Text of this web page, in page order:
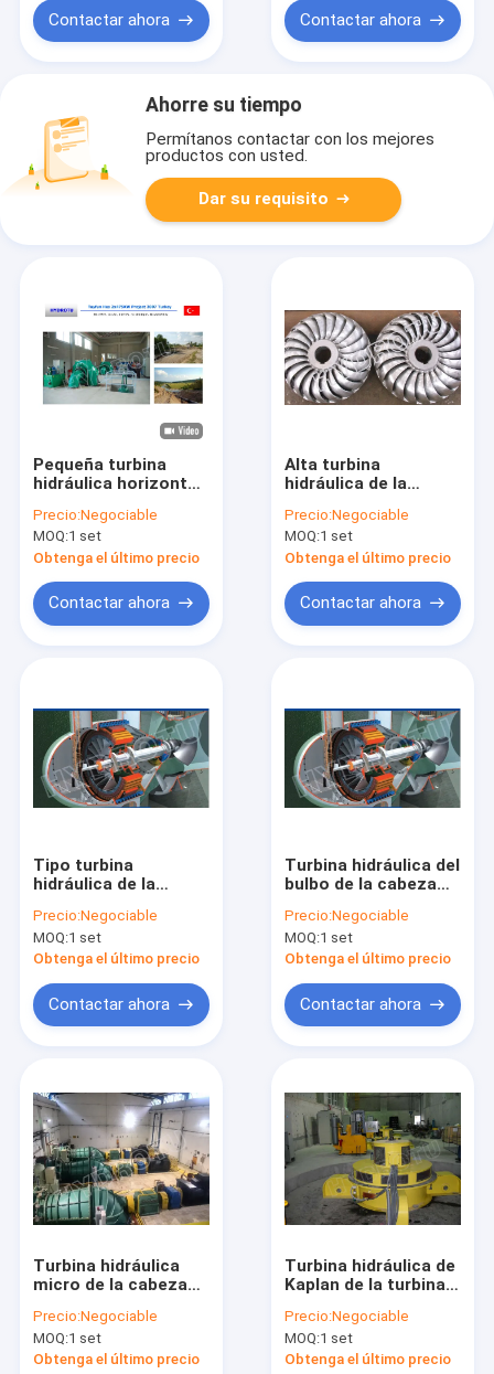
Productos
Sobre nosotros
Viaje de la fábrica
Noticias
generador
Contactar ahora
hidroelectricidad
Contactar ahora
Ahorre su tiempo
Permítanos contactar con los mejores
productos con usted.
Dar su requisito
Pequeña turbina
hidráulica horizontal
con 100KW - del agua
generador sincrónico
5MW
Precio:Negociable
MOQ:1 set
Obtenga el último precio
Contactar ahora
Alta turbina
hidráulica de la
la velocidad
específica/del agua
de Turgo con el
corredor del acero
inoxidable
Precio:Negociable
MOQ:1 set
Obtenga el último precio
Contactar ahora
Tipo turbina
hidráulica de la
eficacia alta del
bulbo/turbina del
agua para el
hidroelectricidad de
la cabeza del agua
Precio:Negociable
MOQ:1 set
Obtenga el último precio
Contactar ahora
Turbina hidráulica del
bulbo de la cabeza
tubular del agua
Precio:Negociable
MOQ:1 set
Obtenga el último precio
Contactar ahora
Turbina hidráulica
micro de la cabeza
del agua con el
corredor de regla
lleno
Precio:Negociable
MOQ:1 set
Obtenga el último precio
Turbina hidráulica de
Kaplan de la turbina
del agua de Kaplan
para la cabeza del
agua proyecto de la
Precio:Negociable
MOQ:1 set
Obtenga el último precio